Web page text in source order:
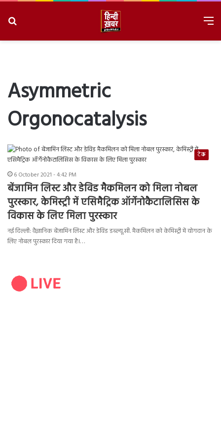
Asymmetric
Orgonocatalysis
टेक
6 October 2021 - 4:42 PM
बेंजामिन लिस्ट और डेविड मैकमिलन को मिला नोबल
पुरस्कार, केमिस्ट्री में एसिमैट्रिक ऑर्गेनोकैटालिसिस के
विकास के लिए मिला पुरस्कार
नई दिल्ली: वैज्ञानिक बेंजामिन लिस्ट और डेविड डब्ल्यू.सी. मैकमिलन को केमिस्ट्री में योगदान के
लिए नोबल पुरस्कार दिया गया है।…